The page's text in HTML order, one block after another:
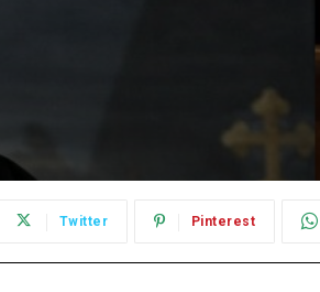
Twitter Pinterest